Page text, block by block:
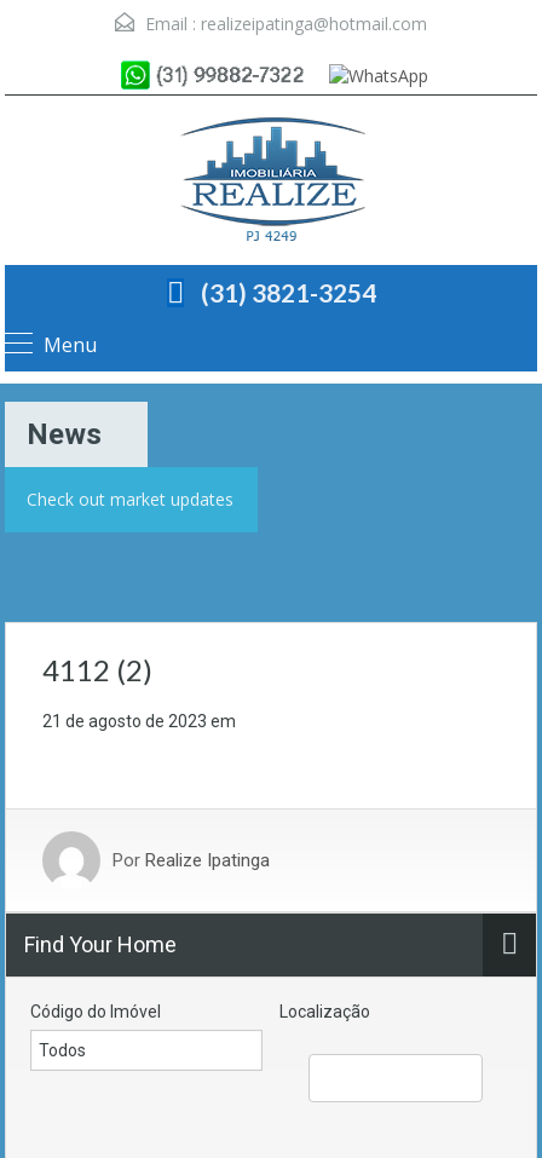
Email : realizeipatinga@hotmail.com
(31) 3821-3254
Menu
News
Check out market updates
4112 (2)
21 de agosto de 2023 em
Por Realize Ipatinga
Find Your Home
Código do Imóvel Localização